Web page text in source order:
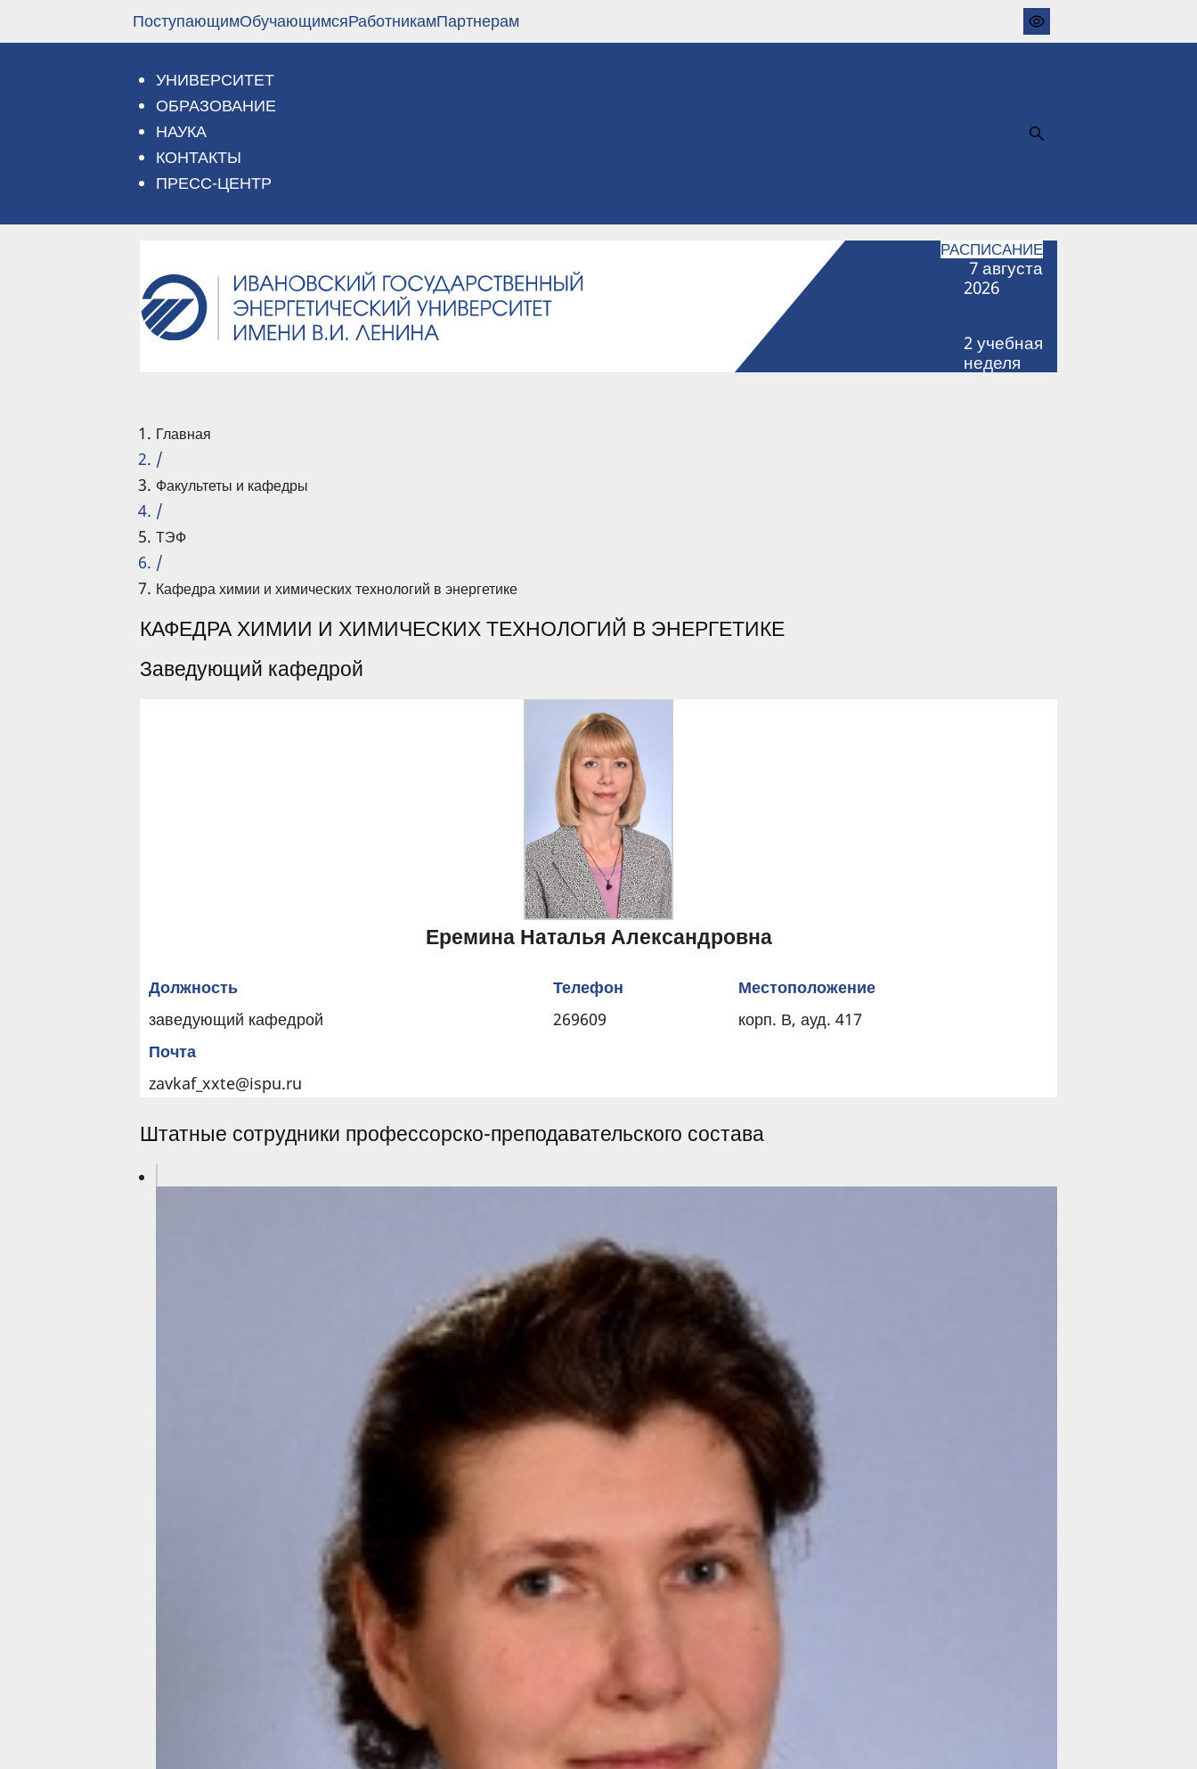
основному
ПоступающимОбучающимсяРаботникамПартнерам
УНИВЕРСИТЕТ
ОБРАЗОВАНИЕ
НАУКА
КОНТАКТЫ
ПРЕСС-ЦЕНТР
РАСПИСАНИЕ
7августа
2026
2учебная
неделя
Главная
/
Факультеты и кафедры
/
ТЭФ
/
Кафедра химии и химических технологий в энергетике
КАФЕДРА ХИМИИ И ХИМИЧЕСКИХ ТЕХНОЛОГИЙ В ЭНЕРГЕТИКЕ
Заведующий кафедрой
Еремина Наталья Александровна
Должность Телефон
Местоположение
заведующий кафедрой
269609
корп. В, ауд. 417
Почта
zavkaf_xxte@ispu.ru
Штатные сотрудники профессорско-преподавательского состава